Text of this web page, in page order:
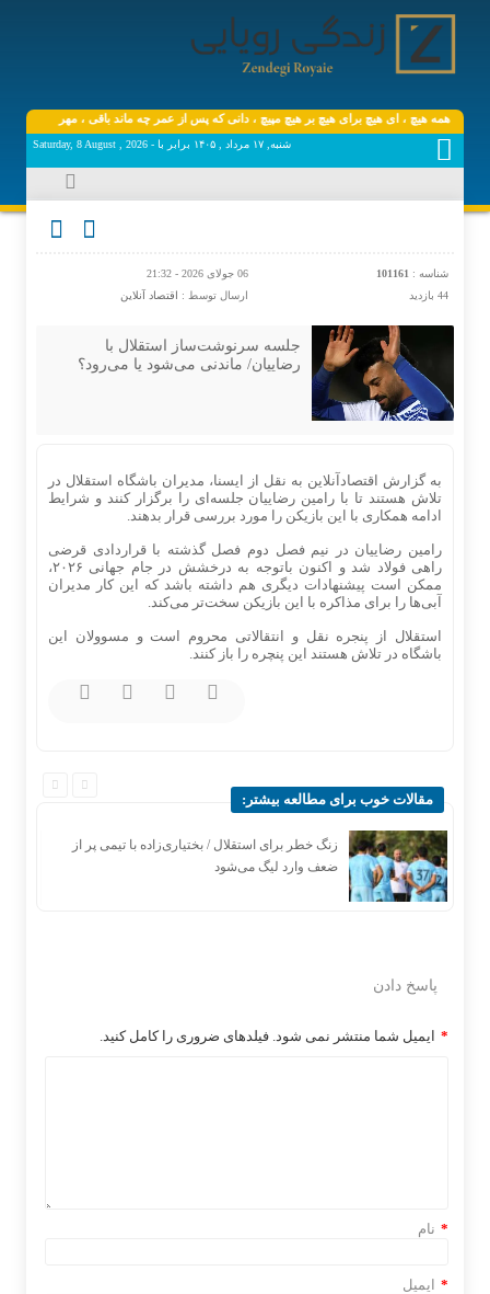
دنیا همه هیچ ، ‌ای هیچ برای هیچ بر هیچ مپیچ ، دانی که پس از عمر چه ماند باقی ، مهر است و
شنبه, ۱۷ مرداد , ۱۴۰۵ برابر با - Saturday, 8 August , 2026
شناسه : 101161
06 جولای 2026 - 21:32
44 بازدید
ارسال توسط : اقتصاد آنلاین
جلسه سرنوشت‌ساز استقلال با
رضاییان/ ماندنی می‌شود یا می‌رود؟
به گزارش اقتصادآنلاین به نقل از ایسنا، مدیران باشگاه استقلال در
تلاش هستند تا با رامین رضاییان جلسه‌ای را برگزار کنند و شرایط
ادامه همکاری با این بازیکن را مورد بررسی قرار بدهند.
رامین رضاییان در نیم فصل دوم فصل گذشته با قراردادی قرضی
راهی فولاد شد و اکنون باتوجه به درخشش در جام جهانی ۲۰۲۶،
ممکن است پیشنهادات دیگری هم داشته باشد که این کار مدیران
آبی‌ها را برای مذاکره با این بازیکن سخت‌تر می‌کند.
استقلال از پنجره نقل و انتقالاتی محروم است و مسوولان این
باشگاه در تلاش هستند این پنچره را باز کنند.
مقالات خوب برای مطالعه بیشتر:
زنگ خطر برای استقلال / بختیاری‌زاده با تیمی پر از
ضعف وارد لیگ می‌شود
پاسخ دادن
ایمیل شما منتشر نمی شود. فیلدهای ضروری را کامل کنید. *
نام *
ایمیل *